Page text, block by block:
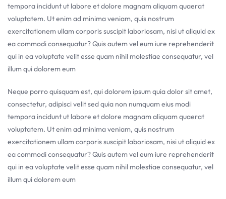
tempora incidunt ut labore et dolore magnam aliquam quaerat
voluptatem. Ut enim ad minima veniam, quis nostrum
exercitationem ullam corporis suscipit laboriosam, nisi ut aliquid ex
ea commodi consequatur? Quis autem vel eum iure reprehenderit
qui in ea voluptate velit esse quam nihil molestiae consequatur, vel
illum qui dolorem eum
Neque porro quisquam est, qui dolorem ipsum quia dolor sit amet,
consectetur, adipisci velit sed quia non numquam eius modi
tempora incidunt ut labore et dolore magnam aliquam quaerat
voluptatem. Ut enim ad minima veniam, quis nostrum
exercitationem ullam corporis suscipit laboriosam, nisi ut aliquid ex
ea commodi consequatur? Quis autem vel eum iure reprehenderit
qui in ea voluptate velit esse quam nihil molestiae consequatur, vel
illum qui dolorem eum